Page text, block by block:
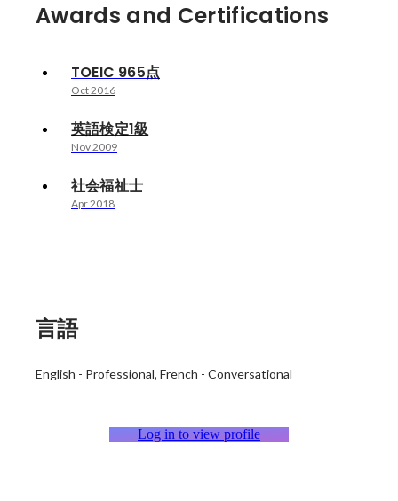
Awards and Certifications
TOEIC 965点
Oct 2016
英語検定1級
Nov 2009
社会福祉士
Apr 2018
言語
English - Professional French - Conversational
Log in to view profile